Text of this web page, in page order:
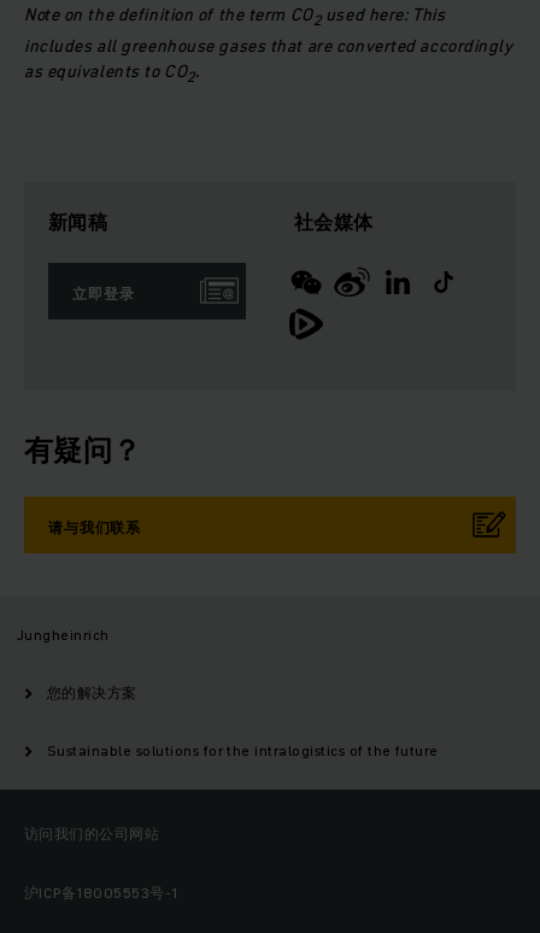
Note on the definition of the term CO2used here: This
includes all greenhouse gases that are converted accordingly
as equivalents to CO2.
新闻稿
立即登录
社会媒体
有疑问？
请与我们联系
Jungheinrich
您的解决方案
Sustainable solutions for the intralogistics of the future
访问我们的公司网站
沪ICP备18005553号-1